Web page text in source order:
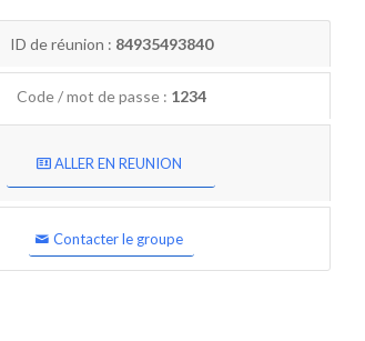
ID de réunion : 84935493840
Code / mot de passe : 1234
ALLER EN REUNION
Contacter le groupe